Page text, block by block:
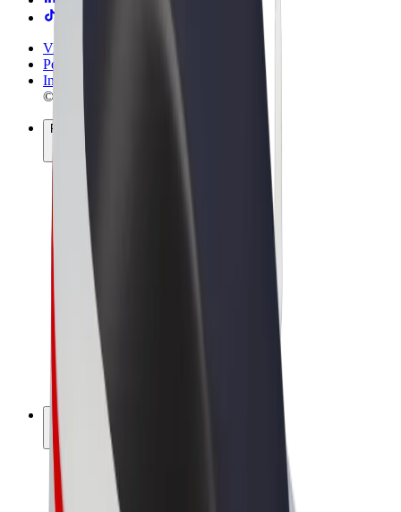
Vilkår og betingelser
Personvern
Informasjonskapsler
© 2026 Bolt Technology OÜ
Produkter
Turer
Sparkesykler
Bolt Market
Bolt Food
Bolt Drive
Bolt for Business
El-sykler
Bolt Pluss
Tjen med Bolt
Sjåfører
Sjåførinntekter